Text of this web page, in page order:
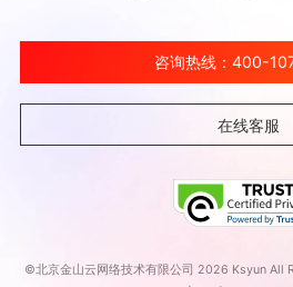
咨询热线：400-
在线客服
©北京金山云网络技术有限公司 2026 Ksyun All